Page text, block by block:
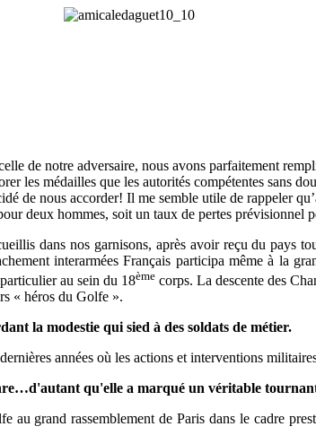
de notre adversaire, nous avons parfaitement
les médailles que les autorités compétentes sans
de nous accorder! Il me semble utile de rappeler
deux hommes, soit un taux de pertes prévisionnel
dans nos garnisons, après avoir reçu du pays
interarmées Français participa même à la
au sein du 18ème corps. La descente des
« héros du Golfe ».
la modestie qui sied à des soldats de métier.
années où les actions et interventions
qu'elle a marqué un véritable
au grand rassemblement de Paris dans le cadre